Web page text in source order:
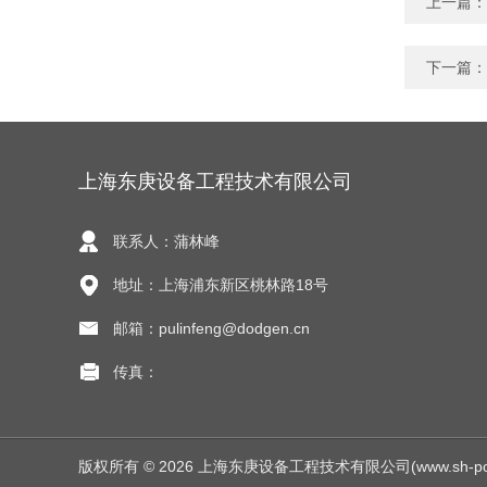
下一篇：
上海东庚设备工程技术有限公司
联系人：蒲林峰
地址：上海浦东新区桃林路18号
邮箱：pulinfeng@dodgen.cn
传真：
版权所有 © 2026 上海东庚设备工程技术有限公司(www.sh-